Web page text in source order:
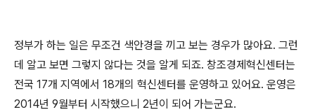
정부가 하는 일은 무조건 색안경을 끼고 보는 경우가 많아요. 그런
데 알고 보면 그렇지 않다는 것을 알게 되죠. 창조경제혁신센터는
전국 17개 지역에서 18개의 혁신센터를 운영하고 있어요. 운영은
2014년 9월부터 시작했으니 2년이 되어 가는군요.